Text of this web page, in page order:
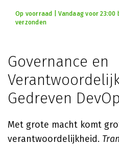
Op voorraad | Vandaag voor
verzonden
Governance en
Gedreven
Met grote macht komt
verantwoordelijkheid.